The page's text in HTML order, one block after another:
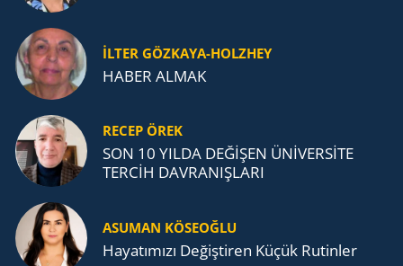
İLTER GÖZKAYA-HOLZHEY
HABER ALMAK
RECEP ÖREK
SON 10 YILDA DEĞİŞEN ÜNİVERSİTE
TERCİH DAVRANIŞLARI
ASUMAN KÖSEOĞLU
Ha­ya­tı­mı­zı De­ğiş­ti­ren Küçük Ru­tin­ler